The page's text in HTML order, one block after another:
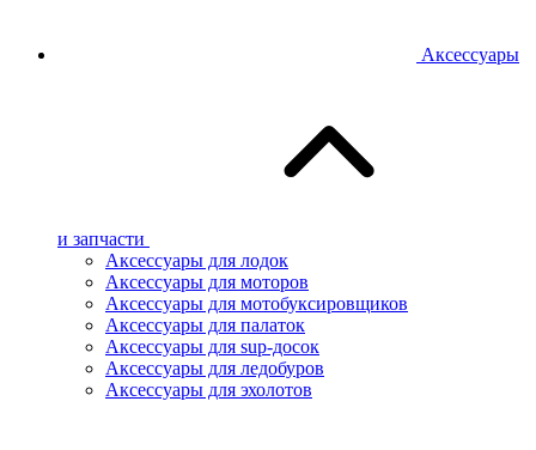
Аксессуары
и запчасти
Аксессуары для лодок
Аксессуары для моторов
Аксессуары для мотобуксировщиков
Аксессуары для палаток
Аксессуары для sup-досок
Аксессуары для ледобуров
Аксессуары для эхолотов